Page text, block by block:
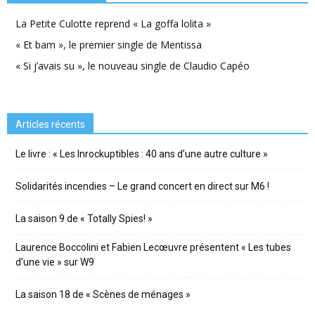
La Petite Culotte reprend « La goffa lolita »
« Et bam », le premier single de Mentissa
« Si j’avais su », le nouveau single de Claudio Capéo
Articles récents
Le livre : « Les Inrockuptibles : 40 ans d’une autre culture »
Solidarités incendies – Le grand concert en direct sur M6 !
La saison 9 de « Totally Spies! »
Laurence Boccolini et Fabien Lecœuvre présentent « Les tubes
d’une vie » sur W9
La saison 18 de « Scènes de ménages »